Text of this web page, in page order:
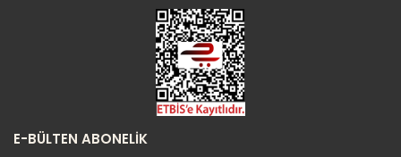
Gönder
E-BÜLTEN ABONELİK